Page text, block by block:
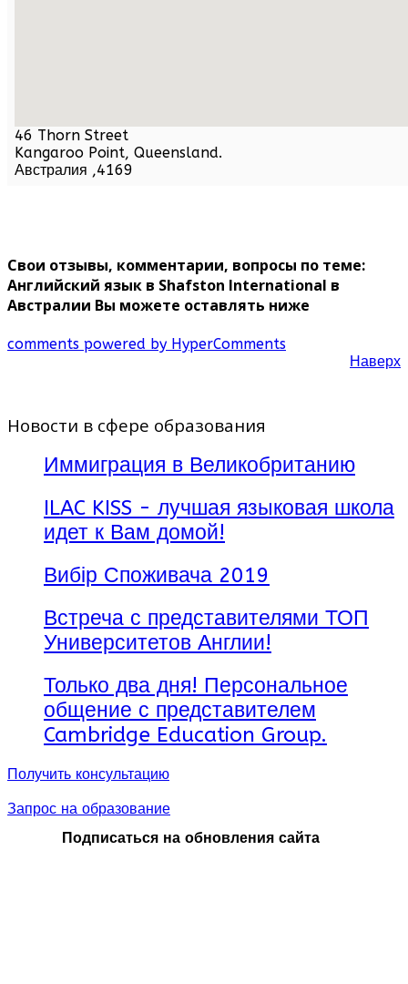
46 Thorn Street
Kangaroo Point, Queensland.
Австралия ,4169
Свои отзывы, комментарии, вопросы по теме:
Английский язык в Shafston International в
Австралии Вы можете оставлять ниже
comments powered by HyperComments
Наверх
Новости в сфере образования
Иммиграция в Великобританию
ILAC KISS - лучшая языковая школа
идет к Вам домой!
Вибір Споживача 2019
Встреча с представителями ТОП
Университетов Англии!
Только два дня! Персональное
общение с представителем
Cambridge Education Group.
Получить консультацию
Запрос на образование
Подписаться на обновления сайта